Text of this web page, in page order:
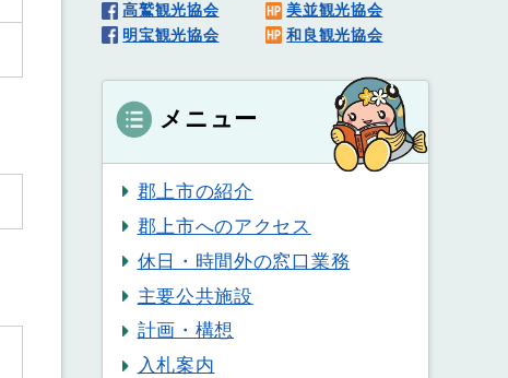
高鷲観光協会
美並観光協会
明宝観光協会
和良観光協会
メニュー
郡上市の紹介
郡上市へのアクセス
休日・時間外の窓口業務
主要公共施設
計画・構想
入札案内